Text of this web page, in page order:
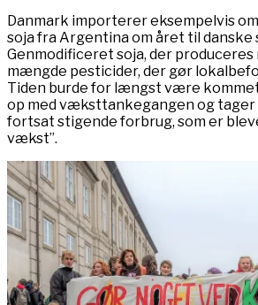
Danmark importerer eksempelvis
soja fra Argentina om året til danske
Genmodificeret soja, der produceres
mængde pesticider, der gør
Tiden burde for længst være
op med væksttankegangen og tager
fortsat stigende forbrug, som er
vækst”.